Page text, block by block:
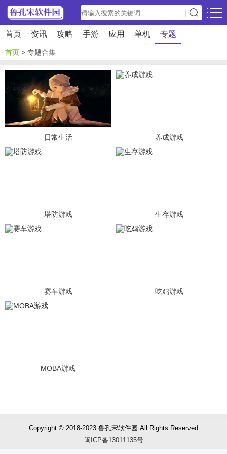
首页 资讯 攻略 手游 应用 单机 专题
首页 > 专题合集
日常生活 养成游戏
塔防游戏 生存游戏
赛车游戏 吃鸡游戏
MOBA游戏
Copyright © 2018-2023 鲁孔宋软件园 .All Rights Reserved
闽ICP备13011135号